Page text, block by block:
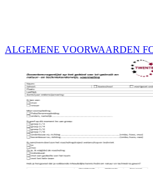
ALGEMENE VOORWAARDEN